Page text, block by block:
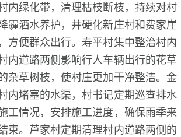
内绿化带，清理枯枝断枝，持续对村
霾洒水养护，并硬化新庄村和费家崖
方便群众出行。寿平村集中整治村内
内道路两侧影响行人车辆出行的花草
杂草树枝，使村庄更加干净整洁。金
内堵塞的水渠，村书记定期巡查排水
工情况，安排施工进度，确保雨季来
束。芦家村定期清理村内道路两侧的